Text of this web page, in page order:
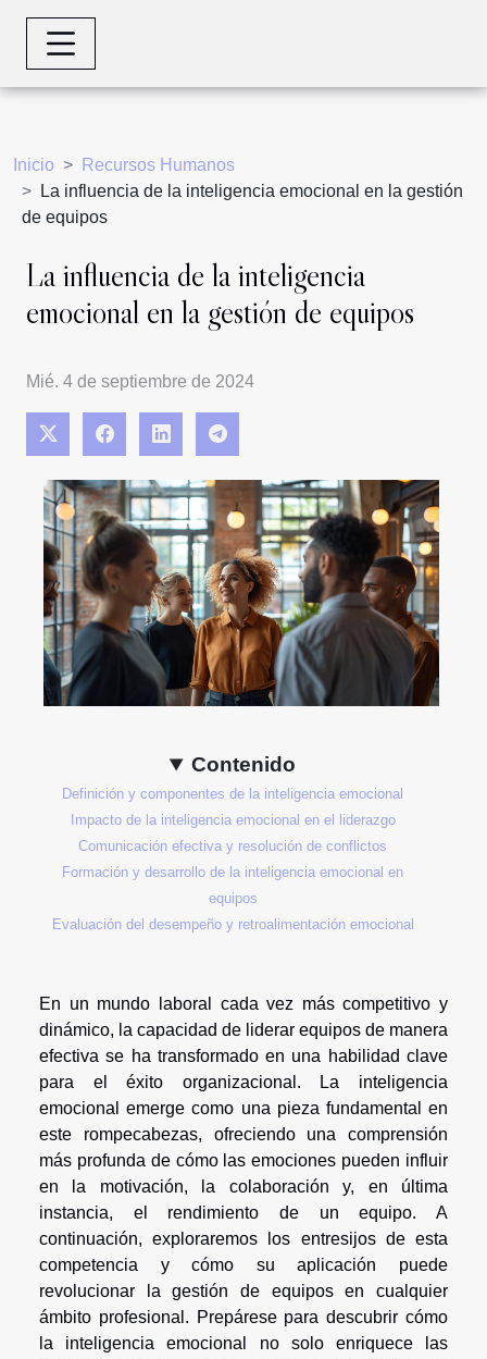
Inicio
Recursos Humanos
La influencia de la inteligencia emocional en la gestión
de equipos
La influencia de la inteligencia
emocional en la gestión de equipos
Mié. 4 de septiembre de 2024
Contenido
Definición y componentes de la inteligencia emocional
Impacto de la inteligencia emocional en el liderazgo
Comunicación efectiva y resolución de conflictos
Formación y desarrollo de la inteligencia emocional en
equipos
Evaluación del desempeño y retroalimentación emocional
En un mundo laboral cada vez más competitivo y
dinámico, la capacidad de liderar equipos de manera
efectiva se ha transformado en una habilidad clave
para el éxito organizacional. La inteligencia
emocional emerge como una pieza fundamental en
este rompecabezas, ofreciendo una comprensión
más profunda de cómo las emociones pueden influir
en la motivación, la colaboración y, en última
instancia, el rendimiento de un equipo. A
continuación, exploraremos los entresijos de esta
competencia y cómo su aplicación puede
revolucionar la gestión de equipos en cualquier
ámbito profesional. Prepárese para descubrir cómo
la inteligencia emocional no solo enriquece las